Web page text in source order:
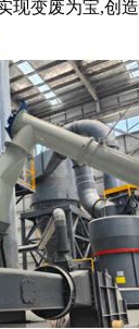
现变废为宝,创